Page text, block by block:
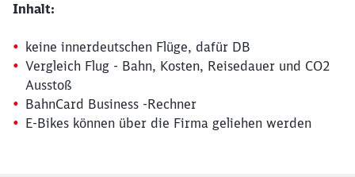
Inhalt:
keine innerdeutschen Flüge, dafür DB
Vergleich Flug - Bahn, Kosten, Reisedauer und CO2
Ausstoß
BahnCard Business -Rechner
E-Bikes können über die Firma geliehen werden
Schließen
werden?